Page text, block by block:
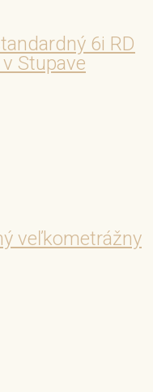
6i RD
Stupave
veľkometrážny